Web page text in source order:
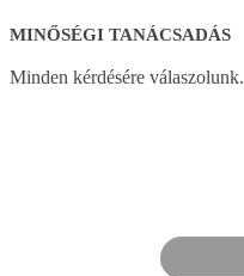
MINŐSÉGI TANÁCSADÁS
Minden kérdésére válaszolunk.